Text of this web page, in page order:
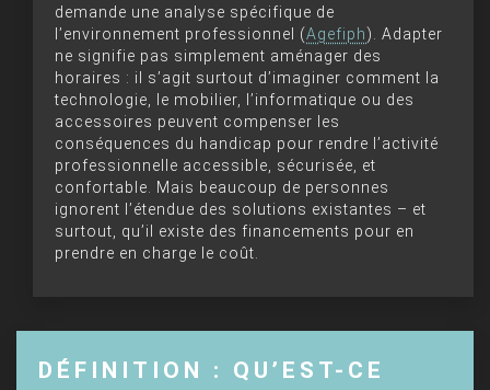
demande une analyse spécifique de
l’environnement professionnel (Agefiph). Adapter
ne signifie pas simplement aménager des
horaires : il s’agit surtout d’imaginer comment la
technologie, le mobilier, l’informatique ou des
accessoires peuvent compenser les
conséquences du handicap pour rendre l’activité
professionnelle accessible, sécurisée, et
confortable. Mais beaucoup de personnes
ignorent l’étendue des solutions existantes – et
surtout, qu’il existe des financements pour en
prendre en charge le coût.
DÉFINITION : QU’EST-CE